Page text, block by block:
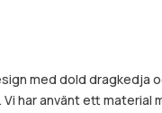
med dold
har använt ett